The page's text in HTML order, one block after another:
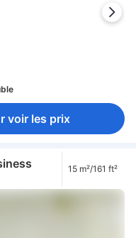
voir les prix
15 m²/161 ft²